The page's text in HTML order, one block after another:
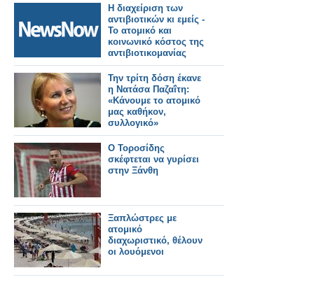
Η διαχείριση των
αντιβιοτικών κι εμείς -
Το ατομικό και
κοινωνικό κόστος της
αντιβιοτικομανίας
Την τρίτη δόση έκανε
η Νατάσα Παζαΐτη:
«Κάνουμε το ατομικό
μας καθήκον,
συλλογικό»
Ο Τοροσίδης
σκέφτεται να γυρίσει
στην Ξάνθη
Ξαπλώστρες με
ατομικό
διαχωριστικό, θέλουν
οι λουόμενοι